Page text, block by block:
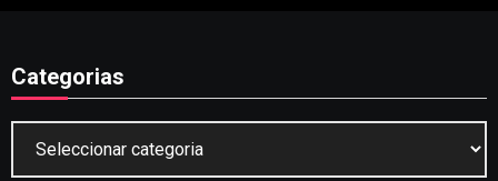
Categorias